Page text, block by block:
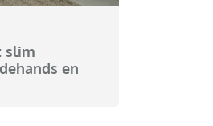
slim
en